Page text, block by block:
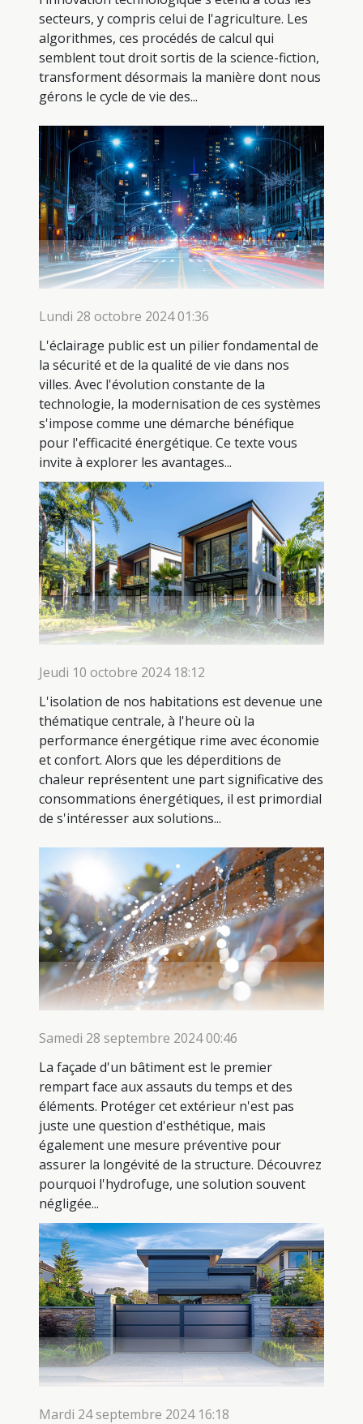
secteurs, y compris celui de l'agriculture. Les
algorithmes, ces procédés de calcul qui
semblent tout droit sortis de la science-fiction,
transforment désormais la manière dont nous
gérons le cycle de vie des...
Lundi 28 octobre 2024 01:36
L'éclairage public est un pilier fondamental de
la sécurité et de la qualité de vie dans nos
villes. Avec l'évolution constante de la
technologie, la modernisation de ces systèmes
s'impose comme une démarche bénéfique
pour l'efficacité énergétique. Ce texte vous
invite à explorer les avantages...
Jeudi 10 octobre 2024 18:12
L'isolation de nos habitations est devenue une
thématique centrale, à l'heure où la
performance énergétique rime avec économie
et confort. Alors que les déperditions de
chaleur représentent une part significative des
consommations énergétiques, il est primordial
de s'intéresser aux solutions...
Samedi 28 septembre 2024 00:46
La façade d'un bâtiment est le premier
rempart face aux assauts du temps et des
éléments. Protéger cet extérieur n'est pas
juste une question d'esthétique, mais
également une mesure préventive pour
assurer la longévité de la structure. Découvrez
pourquoi l'hydrofuge, une solution souvent
négligée...
Mardi 24 septembre 2024 16:18